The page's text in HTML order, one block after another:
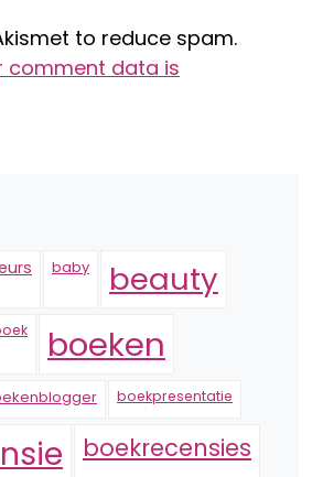
to reduce spam.
comment data is
baby beauty
boeken
boekpresentatie
boekrecensies